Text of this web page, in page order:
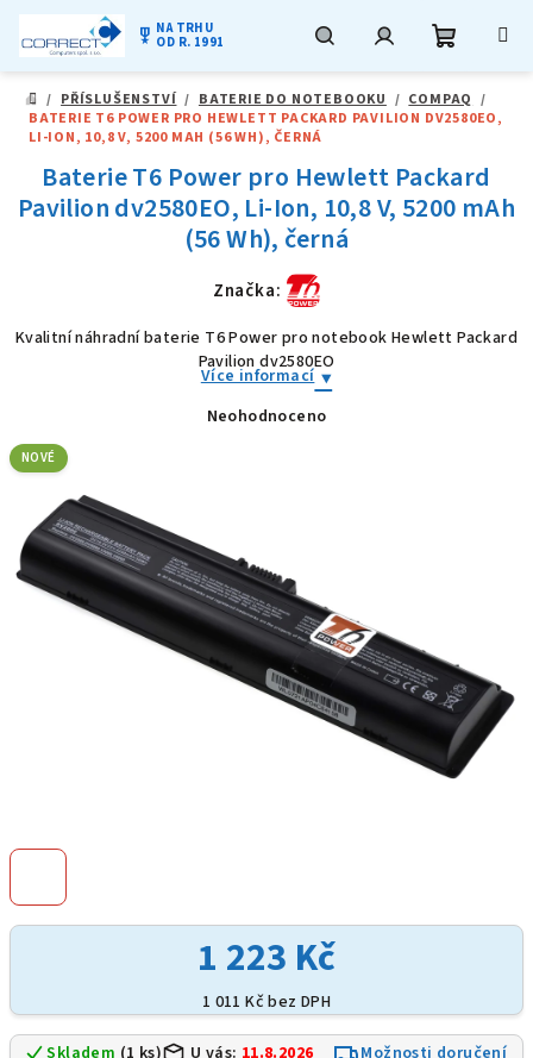
obsah
military_tech NA TRHU
OD R. 1991
DOMŮ
/ PŘÍSLUŠENSTVÍ / BATERIE DO NOTEBOOKU / COMPAQ /
BATERIE T6 POWER PRO HEWLETT PACKARD PAVILION DV2580EO,
LI-ION, 10,8 V, 5200 MAH (56 WH), ČERNÁ
1 223 Kč
1 011 Kč bez DPH
Skladem (1 ks) U vás: 11.8.2026
Možnosti doručení
Baterie T6 Power pro Hewlett Packard
Pavilion dv2580EO, Li-Ion, 10,8 V, 5200 mAh
(56 Wh), černá
Značka:
Kvalitní náhradní baterie T6 Power pro notebook Hewlett Packard
Pavilion dv2580EO
Více informací
Průměrné
Neohodnoceno
NOVÉ